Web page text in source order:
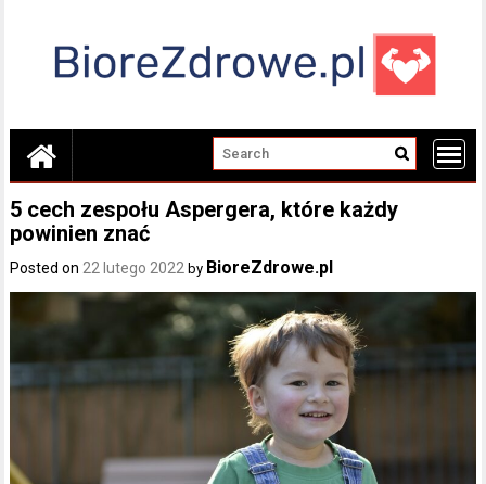
5 cech zespołu Aspergera, które każdy
powinien znać
Posted on 22 lutego 2022 by BioreZdrowe.pl